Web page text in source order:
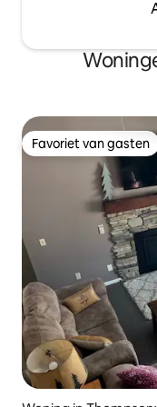
Favoriet van gasten
Favoriet van gasten